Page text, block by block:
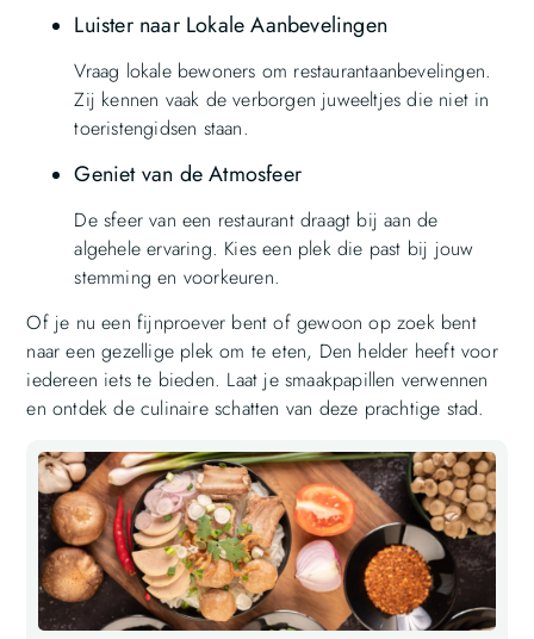
Luister naar Lokale Aanbevelingen
Vraag lokale bewoners om restaurantaanbevelingen.
Zij kennen vaak de verborgen juweeltjes die niet in
toeristengidsen staan.
Geniet van de Atmosfeer
De sfeer van een restaurant draagt bij aan de
algehele ervaring. Kies een plek die past bij jouw
stemming en voorkeuren.
Of je nu een fijnproever bent of gewoon op zoek bent
naar een gezellige plek om te eten, Den helder heeft voor
iedereen iets te bieden. Laat je smaakpapillen verwennen
en ontdek de culinaire schatten van deze prachtige stad.